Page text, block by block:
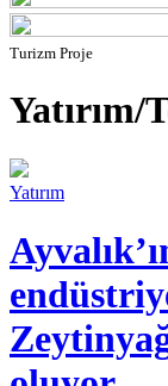
Turizm Proje
Yatırım/
Yatırım